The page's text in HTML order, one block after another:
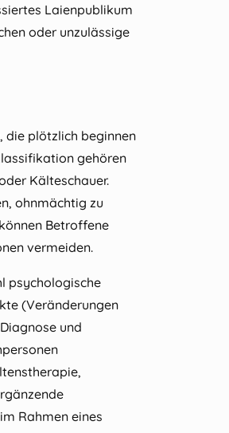
Laienpublikum
oder unzulässige
die plötzlich beginnen
gehören
Kälteschauer.
ohnmächtig zu
Betroffene
vermeiden.
psychologische
(Veränderungen
und
Rahmen eines